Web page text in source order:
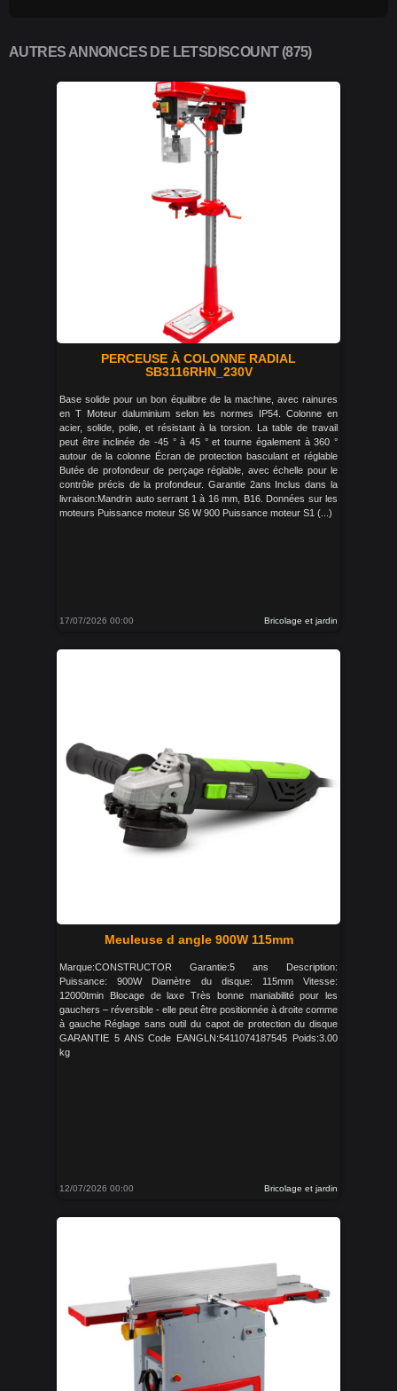
AUTRES ANNONCES DE LETSDISCOUNT (875)
PERCEUSE À COLONNE RADIAL
SB3116RHN_230V
Base solide pour un bon équilibre de la machine, avec rainures
en T Moteur daluminium selon les normes IP54. Colonne en
acier, solide, polie, et résistant à la torsion. La table de travail
peut être inclinée de -45 ° à 45 ° et tourne également à 360 °
autour de la colonne Écran de protection basculant et réglable
Butée de profondeur de perçage réglable, avec échelle pour le
contrôle précis de la profondeur. Garantie 2ans Inclus dans la
livraison:Mandrin auto serrant 1 à 16 mm, B16. Données sur les
moteurs Puissance moteur S6 W 900 Puissance moteur S1 (...)
17/07/2026 00:00 Bricolage et jardin
Meuleuse d angle 900W 115mm
Marque:CONSTRUCTOR Garantie:5 ans Description:
Puissance: 900W Diamètre du disque: 115mm Vitesse:
12000tmin Blocage de laxe Très bonne maniabilité pour les
gauchers – réversible - elle peut être positionnée à droite comme
à gauche Réglage sans outil du capot de protection du disque
GARANTIE 5 ANS Code EANGLN:5411074187545 Poids:3.00
kg
12/07/2026 00:00 Bricolage et jardin